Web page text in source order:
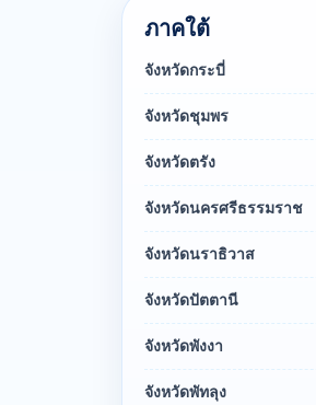
ภาคใต้
จังหวัดกระบี่
จังหวัดชุมพร
จังหวัดตรัง
จังหวัดนครศรีธรรมราช
จังหวัดนราธิวาส
จังหวัดปัตตานี
จังหวัดพังงา
จังหวัดพัทลุง